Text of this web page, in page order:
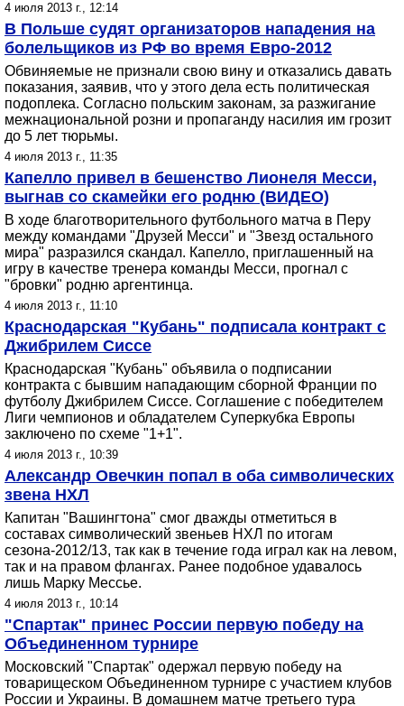
4 июля 2013 г., 12:14
В Польше судят организаторов нападения на
болельщиков из РФ во время Евро-2012
Обвиняемые не признали свою вину и отказались давать
показания, заявив, что у этого дела есть политическая
подоплека. Согласно польским законам, за разжигание
межнациональной розни и пропаганду насилия им грозит
до 5 лет тюрьмы.
4 июля 2013 г., 11:35
Капелло привел в бешенство Лионеля Месси,
выгнав со скамейки его родню (ВИДЕО)
В ходе благотворительного футбольного матча в Перу
между командами "Друзей Месси" и "Звезд остального
мира" разразился скандал. Капелло, приглашенный на
игру в качестве тренера команды Месси, прогнал с
"бровки" родню аргентинца.
4 июля 2013 г., 11:10
Краснодарская "Кубань" подписала контракт с
Джибрилем Сиссе
Краснодарская "Кубань" объявила о подписании
контракта с бывшим нападающим сборной Франции по
футболу Джибрилем Сиссе. Соглашение с победителем
Лиги чемпионов и обладателем Суперкубка Европы
заключено по схеме "1+1".
4 июля 2013 г., 10:39
Александр Овечкин попал в оба символических
звена НХЛ
Капитан "Вашингтона" смог дважды отметиться в
составах символический звеньев НХЛ по итогам
сезона-2012/13, так как в течение года играл как на левом,
так и на правом флангах. Ранее подобное удавалось
лишь Марку Мессье.
4 июля 2013 г., 10:14
"Спартак" принес России первую победу на
Объединенном турнире
Московский "Спартак" одержал первую победу на
товарищеском Объединенном турнире с участием клубов
России и Украины. В домашнем матче третьего тура